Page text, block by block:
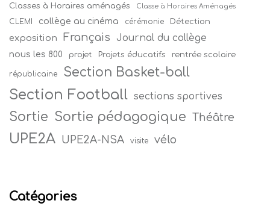
Classes à Horaires aménagés Classe à Horaires Aménagés
CLEMI collège au cinéma cérémonie Détection
exposition Français Journal du collège
nous les 800 projet Projets éducatifs rentrée scolaire
républicaine Section Basket-ball
Section Football sections sportives
Sortie Sortie pédagogique Théâtre
UPE2A UPE2A-NSA visite vélo
Catégories